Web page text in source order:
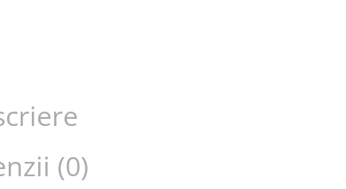
(0)